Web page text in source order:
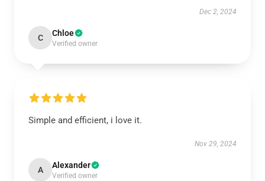
Dec 2, 2024
C Chloe
Verified owner
Simple and efficient, i love it.
Nov 29, 2024
A Alexander
Verified owner